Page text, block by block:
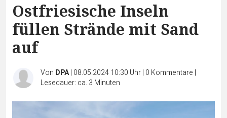
Ostfriesische Inseln
füllen Strände mit Sand
auf
Von DPA| 08.05.2024 10:30 Uhr| 0 Kommentare |
Lesedauer: ca. 3 Minuten